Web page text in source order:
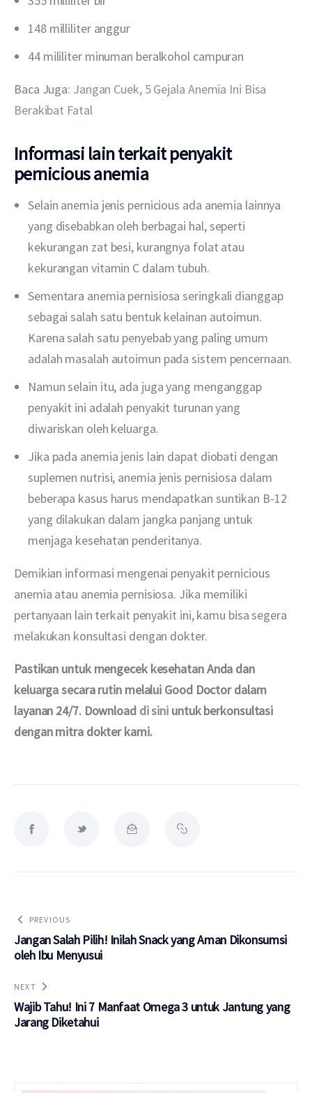
148 milliliter anggur
44 mililiter minuman beralkohol campuran
Baca Juga: Jangan Cuek, 5 Gejala Anemia Ini Bisa
Berakibat Fatal
Informasi lain terkait penyakit
pernicious anemia
Selain anemia jenis pernicious ada anemia lainnya
yang disebabkan oleh berbagai hal, seperti
kekurangan zat besi, kurangnya folat atau
kekurangan vitamin C dalam tubuh.
Sementara anemia pernisiosa seringkali dianggap
sebagai salah satu bentuk kelainan autoimun.
Karena salah satu penyebab yang paling umum
adalah masalah autoimun pada sistem pencernaan.
Namun selain itu, ada juga yang menganggap
penyakit ini adalah penyakit turunan yang
diwariskan oleh keluarga.
Jika pada anemia jenis lain dapat diobati dengan
suplemen nutrisi, anemia jenis pernisiosa dalam
beberapa kasus harus mendapatkan suntikan B-12
yang dilakukan dalam jangka panjang untuk
menjaga kesehatan penderitanya.
Demikian informasi mengenai penyakit pernicious
anemia atau anemia pernisiosa. Jika memiliki
pertanyaan lain terkait penyakit ini, kamu bisa segera
melakukan konsultasi dengan dokter.
Pastikan untuk mengecek kesehatan Anda dan
keluarga secara rutin melalui Good Doctor dalam
layanan 24/7. Download di sini untuk berkonsultasi
dengan mitra dokter kami.
PREVIOUS
Jangan Salah Pilih! Inilah Snack yang Aman Dikonsumsi
oleh Ibu Menyusui
NEXT
Wajib Tahu! Ini 7 Manfaat Omega 3 untuk Jantung yang
Jarang Diketahui